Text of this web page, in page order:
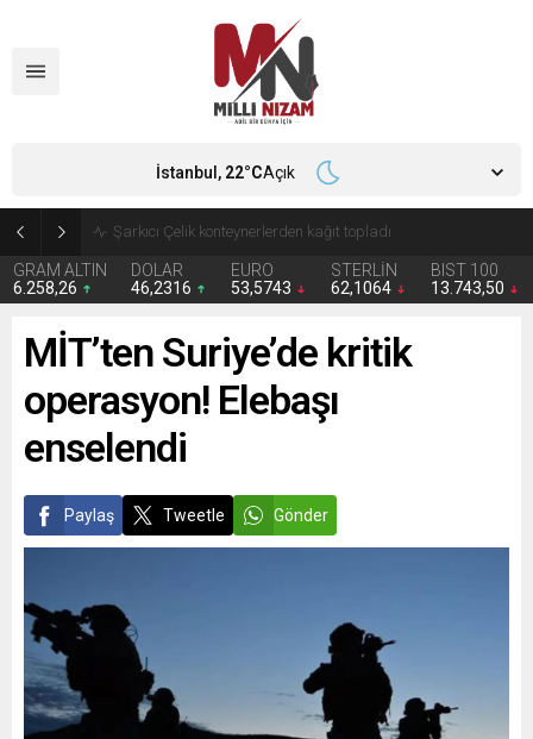
İran 2 ülkeyi birden vurdu
GRAM ALTIN
6.258,26
DOLAR
46,2316
EURO
53,5743
STERLİN
62,1064
BIST 100
13.743,50
İstanbul, 22°CAçık
MİT’ten Suriye’de kritik
operasyon! Elebaşı
enselendi
Paylaş Tweetle Gönder